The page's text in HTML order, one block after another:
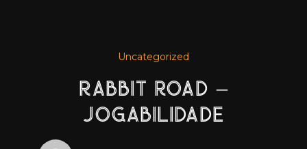
Uncategorized
RABBIT ROAD –
JOGABILIDADE